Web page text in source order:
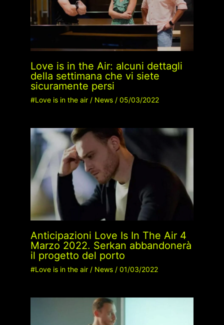
Love is in the Air: alcuni dettagli
della settimana che vi siete
sicuramente persi
#Love is in the air/ News/ 05/03/2022
Anticipazioni Love Is In The Air 4
Marzo 2022. Serkan abbandonerà
il progetto del porto
#Love is in the air/ News/ 01/03/2022